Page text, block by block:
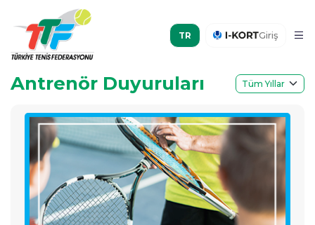
Giriş
Antrenör Duyuruları